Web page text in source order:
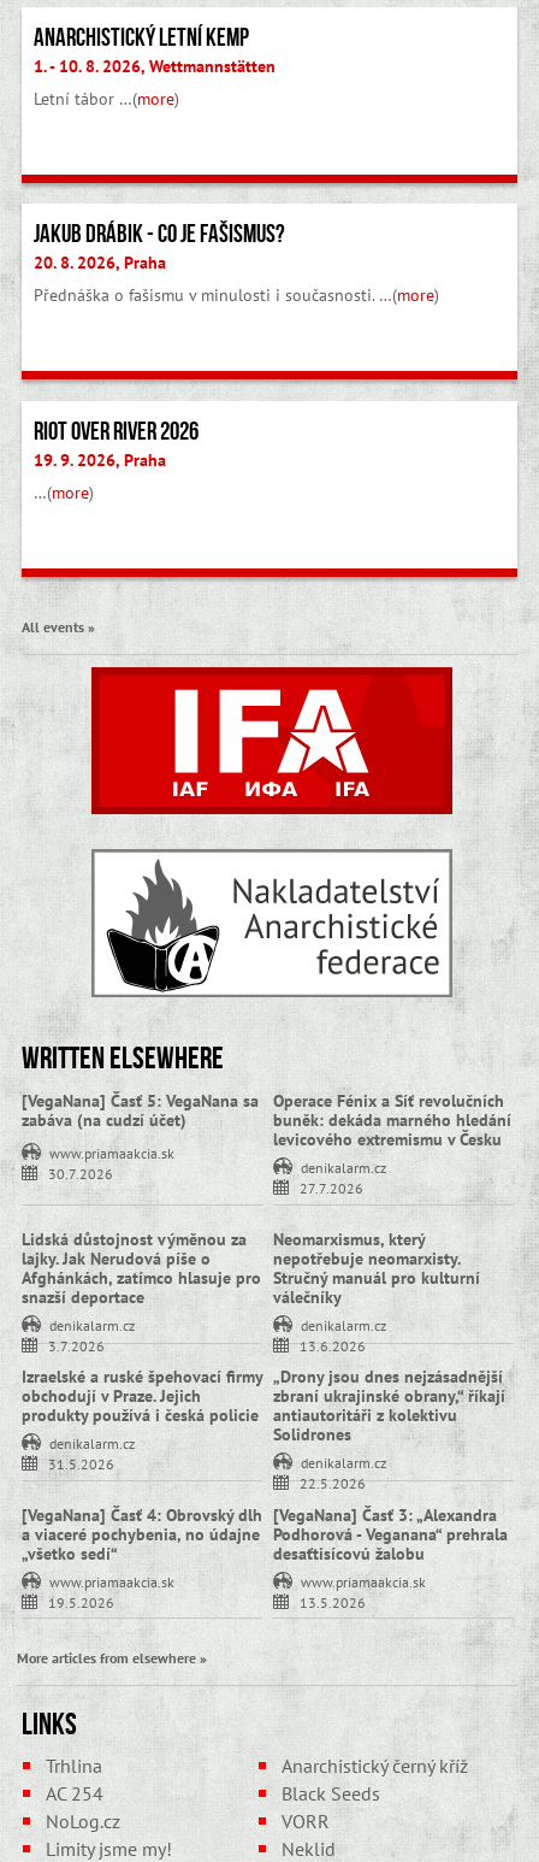
Anarchistický letní kemp
1. - 10. 8. 2026, Wettmannstätten
Letní tábor …(more)
Jakub Drábik - Co je fašismus?
20. 8. 2026, Praha
Přednáška o fašismu v minulosti i současnosti. …(more)
Riot Over River 2026
19. 9. 2026, Praha
…(more)
All events »
Written elsewhere
[VegaNana] Časť 5: VegaNana sa
zabáva (na cudzí účet)
www.priamaakcia.sk
30.7.2026
Operace Fénix a Síť revolučních
buněk: dekáda marného hledání
levicového extremismu v Česku
denikalarm.cz
27.7.2026
Lidská důstojnost výměnou za
lajky. Jak Nerudová píše o
Afghánkách, zatímco hlasuje pro
snazší deportace
denikalarm.cz
3.7.2026
Neomarxismus, který
nepotřebuje neomarxisty.
Stručný manuál pro kulturní
válečníky
denikalarm.cz
13.6.2026
Izraelské a ruské špehovací firmy
obchodují v Praze. Jejich
produkty používá i česká policie
denikalarm.cz
31.5.2026
„Drony jsou dnes nejzásadnější
zbraní ukrajinské obrany,“ říkají
antiautoritáři z kolektivu
Solidrones
denikalarm.cz
22.5.2026
[VegaNana] Časť 4: Obrovský dlh
a viaceré pochybenia, no údajne
„všetko sedí“
www.priamaakcia.sk
19.5.2026
[VegaNana] Časť 3: „Alexandra
Podhorová - Veganana“ prehrala
desaťtisícovú žalobu
www.priamaakcia.sk
13.5.2026
More articles from elsewhere »
Links
Trhlina
Anarchistický černý kříž
AC 254
Black Seeds
NoLog.cz
VORR
Limity jsme my!
Neklid